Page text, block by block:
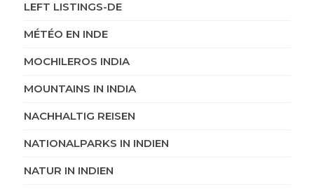
LEFT LISTINGS-DE
MÉTÉO EN INDE
MOCHILEROS INDIA
MOUNTAINS IN INDIA
NACHHALTIG REISEN
NATIONALPARKS IN INDIEN
NATUR IN INDIEN